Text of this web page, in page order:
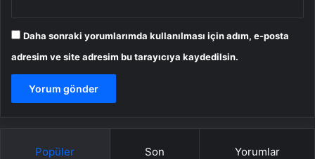
Daha sonraki yorumlarımda kullanılması için adım, e-posta
adresim ve site adresim bu tarayıcıya kaydedilsin.
Popüler Son Yorumlar